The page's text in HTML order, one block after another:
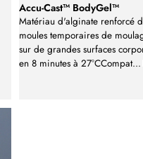
Accu-Cast™ BodyGel™
Matériau d'alginate renforcé
moules temporaires de
sur de grandes surfaces
en 8 minutes à 27°CCompat...